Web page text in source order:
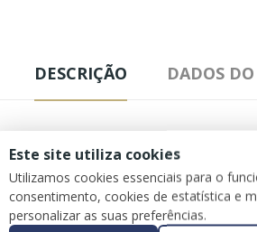
DESCRIÇÃO DADOS
trás reconhecimento, prosperidade e
a realização pessoal e a plenitude.
Este site utiliza cookies
Utilizamos cookies essenciais para o
consentimento, cookies de estatística e
personalizar as suas preferências.